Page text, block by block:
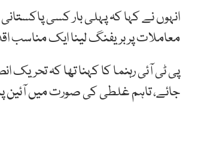
انہوں نے کہا کہ پہلی بار کسی
معاملات پر بریفنگ لینا ایک مناسب
پی ٹی آئی رہنما کا کہنا تھا کہ تحریک
جائے، تاہم غلطی کی صورت میں آئین